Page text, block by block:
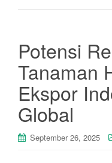
Potensi
Tanaman
Ekspor
Global
September 26, 2025